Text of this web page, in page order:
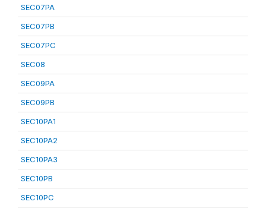
SEC07PA
SEC07PB
SEC07PC
SEC08
SEC09PA
SEC09PB
SEC10PA1
SEC10PA2
SEC10PA3
SEC10PB
SEC10PC